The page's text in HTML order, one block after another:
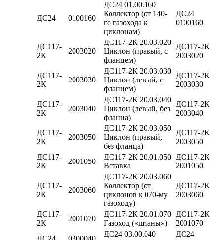
ДС24 0100160
ДС24 01.00.160
Коллектор (от 140-
го газохода к
циклонам)
ДС24
0100160
ДС117-
2К
2003020
ДС117-2К 20.03.020
Циклон (правый, с
фланцем)
ДС117-2К
2003020
ДС117-
2К
2003030
ДС117-2К 20.03.030
Циклон (левый, с
фланцем)
ДС117-2К
2003030
ДС117-
2К
2003040
ДС117-2К 20.03.040
Циклон (левый, без
фланца)
ДС117-2К
2003040
ДС117-
2К
2003050
ДС117-2К 20.03.050
Циклон (правый,
без фланца)
ДС117-2К
2003050
ДС117-
2К
2001050
ДС117-2К 20.01.050
Вставка
ДС117-2К
2001050
ДС117-
2К
2003060
ДС117-2К 20.03.060
Коллектор (от
циклонов к 070-му
газоходу)
ДС117-2К
2003060
ДС117-
2К
2001070
ДС117-2К 20.01.070
Газоход («штаны»)
ДС117-2К
2001070
ДС24 03.00.040
ДС24